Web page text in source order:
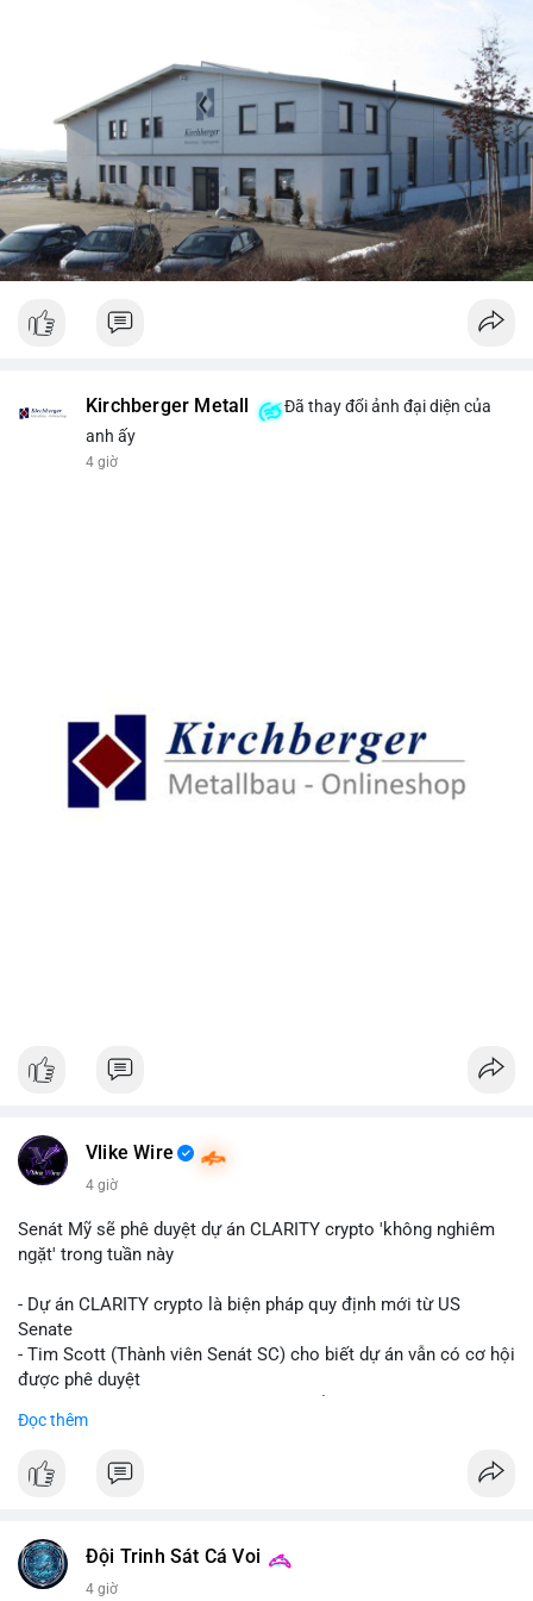
Kirchberger Metall
Đã thay đổi ảnh đại diện của
anh ấy
4 giờ
Vlike Wire
4 giờ
Senát Mỹ sẽ phê duyệt dự án CLARITY crypto 'không nghiêm
ngặt' trong tuần này
- Dự án CLARITY crypto là biện pháp quy định mới từ US
Senate
- Tim Scott (Thành viên Senát SC) cho biết dự án vẫn có cơ hội
được phê duyệt
trình
#vlikevn #titanbot
Đọc thêm
Đội Trinh Sát Cá Voi
4 giờ